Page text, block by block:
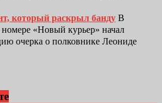
который раскрыл банду В
«Новый курьер» начал
очерка о полковнике Леониде